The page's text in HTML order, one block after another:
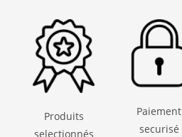
Produits
selectionnés
Paiement
securisé